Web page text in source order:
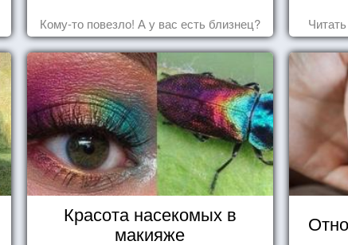
Кому-то повезло! А у вас есть близнец?
Красота насекомых в
макияже